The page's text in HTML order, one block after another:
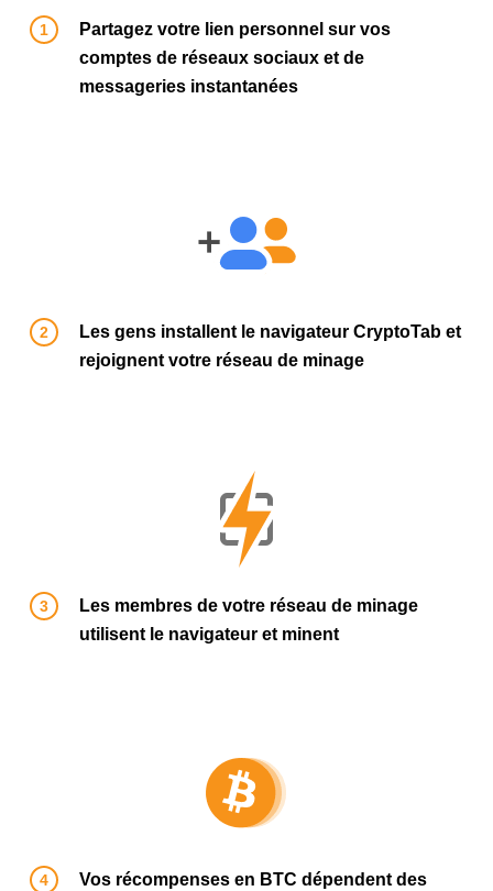
Partagez votre lien personnel sur vos
comptes de réseaux sociaux et de
messageries instantanées
Les gens installent le navigateur CryptoTab et
rejoignent votre réseau de minage
Les membres de votre réseau de minage
utilisent le navigateur et minent
Vos récompenses en BTC dépendent des